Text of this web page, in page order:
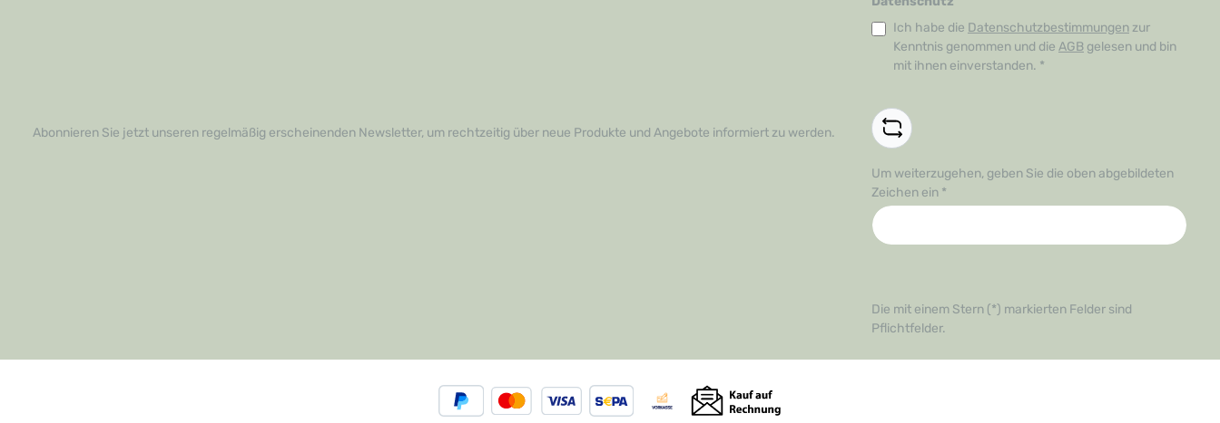
Abonnieren Sie jetzt unseren regelmäßig erscheinenden Newsletter, um rechtzeitig über neue Produkte und Angebote informiert zu werden.
Ich habe die Datenschutzbestimmungen zur
Kenntnis genommen und die AGB gelesen und bin
mit ihnen einverstanden. *
Um weiterzugehen, geben Sie die oben abgebildeten
Zeichen ein *
Die mit einem Stern (*) markierten Felder sind
Pflichtfelder.